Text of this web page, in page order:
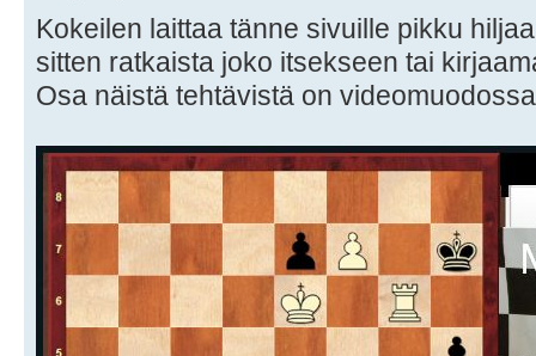
Kokeilen laittaa tänne sivuille pikku
sitten ratkaista joko itsekseen tai
Osa näistä tehtävistä on